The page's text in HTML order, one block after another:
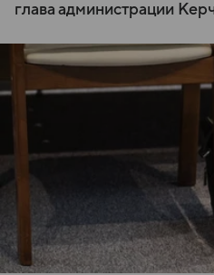
глава администрации